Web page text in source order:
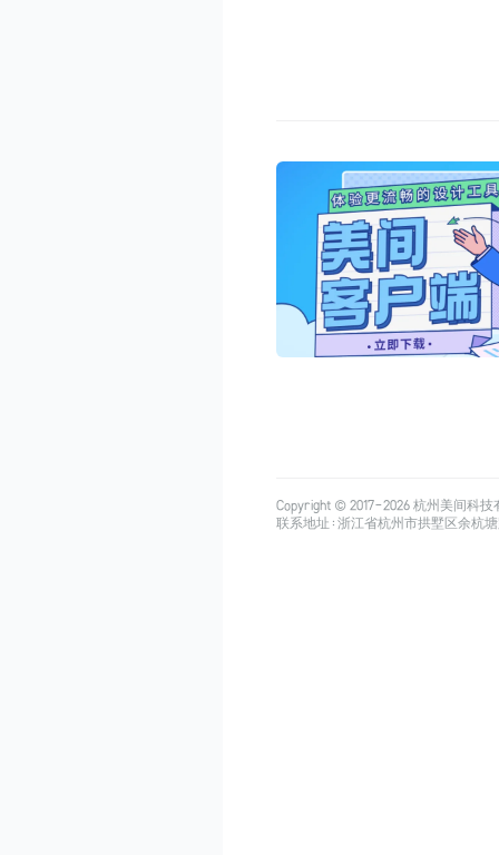
Copyright © 2017-2026杭州美间科技
联系地址：浙江省杭州市拱墅区余杭